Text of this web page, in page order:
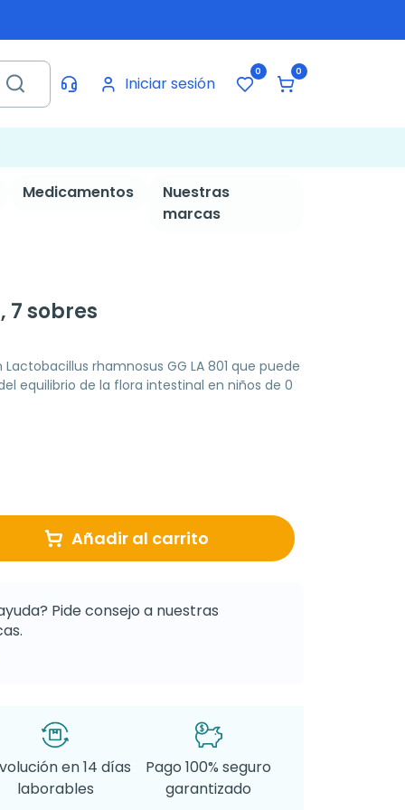
Iniciar sesión
0 0
Medicamentos
Nuestras
marcas
7 sobres
rhamnosus GG LA 801 que puede
equilibrio de la flora intestinal en niños de 0
Añadir al carrito
Pide consejo a nuestras
en 14 días
laborables
Pago 100% seguro
garantizado